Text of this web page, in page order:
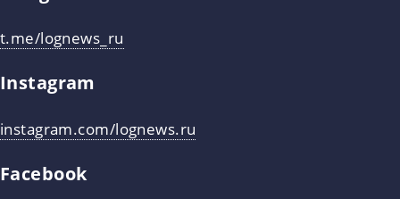
t.me/lognews_ru
Instagram
instagram.com/lognews.ru
Facebook